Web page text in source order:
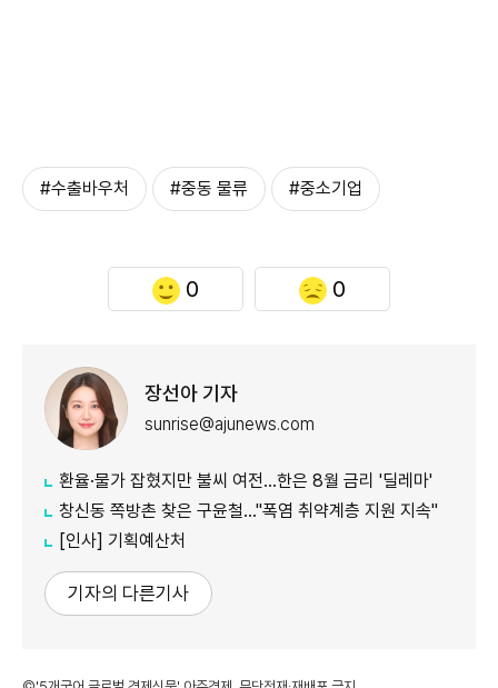
#수출바우처 #중동 물류 #중소기업
0 0
장선아 기자
sunrise@ajunews.com
환율·물가 잡혔지만 불씨 여전...한은 8월 금리 '딜레마'
창신동 쪽방촌 찾은 구윤철…"폭염 취약계층 지원 지속"
[인사] 기획예산처
기자의 다른기사